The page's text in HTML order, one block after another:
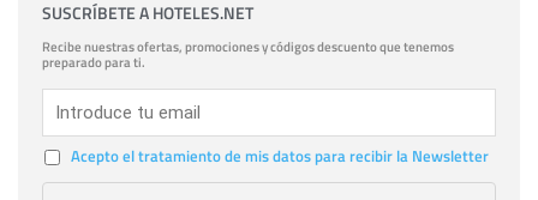
SUSCRÍBETE A HOTELES.NET
Recibe nuestras ofertas, promociones y códigos descuento que tenemos
preparado para ti.
Acepto el tratamiento de mis datos para recibir la Newsletter